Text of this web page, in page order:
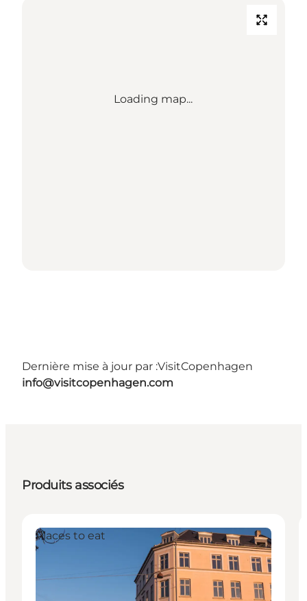
Loading map...
Dernière mise à jour par :VisitCopenhagen
info@visitcopenhagen.com
Produits associés
Places to eat